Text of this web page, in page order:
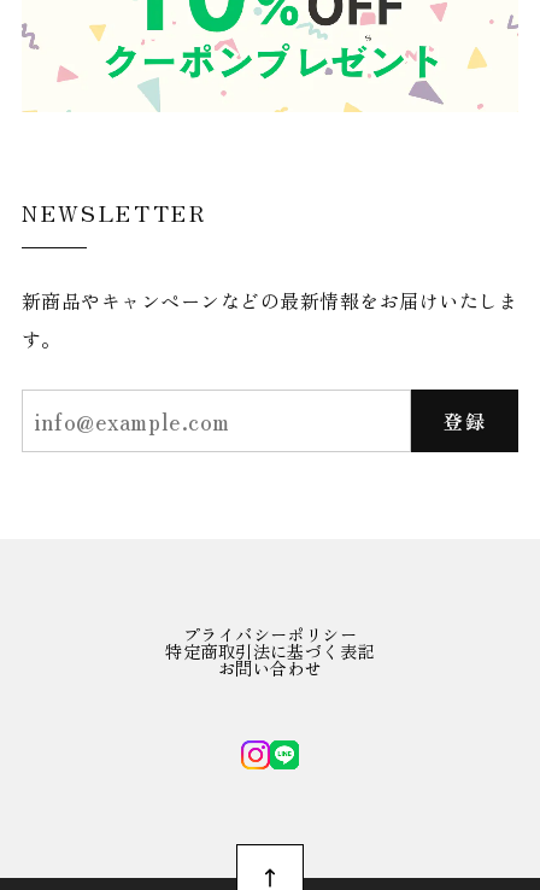
NEWSLETTER
新商品やキャンペーンなどの最新情報をお届けいたしま
す。
登録
プライバシーポリシー
特定商取引法に基づく表記
お問い合わせ